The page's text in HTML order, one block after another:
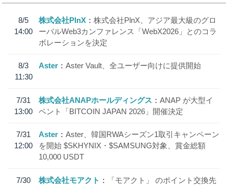
8/5
14:00
株式会社PlnX
株式会社PlnX、アジア最大級のグロ
ーバルWeb3カンファレンス「WebX2026」とのコラ
ボレーションを決定
8/3
11:30
Aster Aster Vault、全ユーザー向けに提供開始
7/31
13:00
株式会社ANAPホールディングス
ANAP が大型イ
ベント「BITCOIN JAPAN 2026」開催決定
7/31
12:00
Aster
Aster、韓国RWAシーズン1取引キャンペーン
を開始 $SKHYNIX・$SAMSUNG対象、賞金総額
10,000 USDT
7/30
株式会社モアクト
「モアクト」 のポイント交換先